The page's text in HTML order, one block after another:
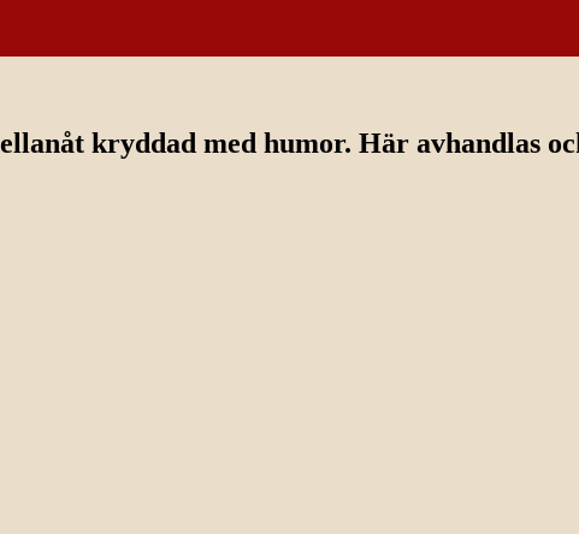
kryddad med humor. Här avhandlas